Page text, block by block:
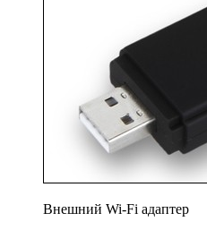
Внешний Wi-Fi адаптер